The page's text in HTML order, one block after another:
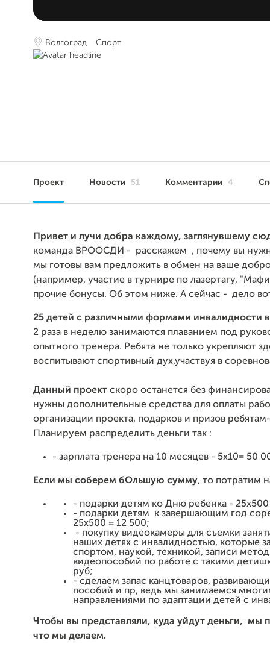
Волгоград Спорт
Проект Новости 51 Комментарии 4
Привет и лучи добра каждому, заглянувшему
команда ВРООСДИ - расскажем , почему вы
мы готовы вам предложить в обмен на ваше
(например, участие в турнире по лазертагу,
прочие бонусы. Об этом ниже. А сейчас - дело
25 детей с различными формами инвалидности в
2 раза в неделю занимаются плаванием под
опытного тренера. Ребята не только укрепляют
воспитывают спортивный дух,участвуя в
Данный проект скоро останется без
нужны дополнительные средства для оплаты
организации проекта, подарков и призов
Планируем распределить деньги так :
- зарплата тренера на 10 месяцев - 5х10= 50
Если мы соберем бОльшую сумму, то потратим
- подарки детям ко Дню ребенка - 25х500
- подарки детям к завершающим год
25х500 = 12 500;
- покупку видеокамеры для съемки
наших детях с инвалидностью, которые
спортом, наукой, техникой, записи
видеопособий по работе с такими
руб;
- сделаем запас канцтоваров,
пособий и пр, ведь мы занимаемся
направлениями по адаптации детей с
Чтобы вы представляли, куда уйдут деньги, мы
что мы делаем.